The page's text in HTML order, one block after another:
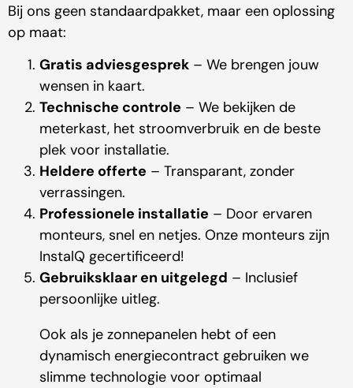
Bij ons geen standaardpakket, maar een oplossing
op maat:
Gratis adviesgesprek – We brengen jouw
wensen in kaart.
Technische controle – We bekijken de
meterkast, het stroomverbruik en de beste
plek voor installatie.
Heldere offerte – Transparant, zonder
verrassingen.
Professionele installatie – Door ervaren
monteurs, snel en netjes. Onze monteurs zijn
InstalQ gecertificeerd!
Gebruiksklaar en uitgelegd – Inclusief
persoonlijke uitleg.
Ook als je zonnepanelen hebt of een
dynamisch energiecontract gebruiken we
slimme technologie voor optimaal